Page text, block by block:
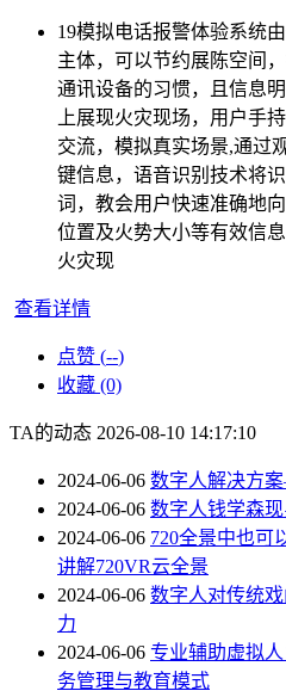
19模拟电话报警体验系统
主体，可以节约展陈空间
通讯设备的习惯，且信息
上展现火灾现场，用户手
交流，模拟真实场景,通过
键信息，语音识别技术将
词，教会用户快速准确地
位置及火势大小等有效信
火灾现
查看详情
点赞 (--)
收藏 (0)
TA的动态 2026-08-10 14:17:10
2024-06-06 数字人解决方
2024-06-06 数字人钱学森
2024-06-06 720全景中也可
讲解720VR云全景
2024-06-06 数字人对传统
力
2024-06-06 专业辅助虚拟
务管理与教育模式